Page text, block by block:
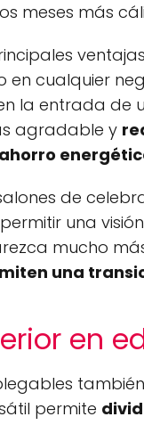
meses más
en cualquier
la entrada de
agradable y
ahorro
de
una
mucho
una
en
permite